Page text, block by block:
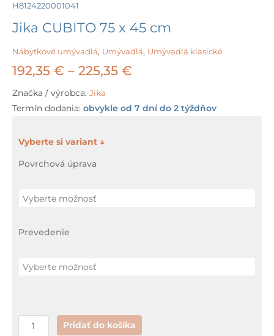
H8124220001041
Jika CUBITO 75 x 45 cm
Nábytkové umývadlá, Umývadlá, Umývadlá klasické
192,35 € – 225,35 €
Značka / výrobca: Jika
Termín dodania: obvykle od 7 dní do 2 týždňov
Povrchová úprava
Prevedenie
množstvo
cm
Pridať do košíka